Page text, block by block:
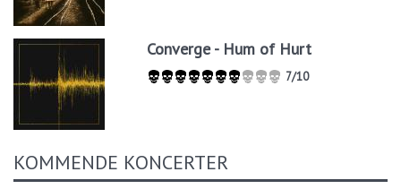
Converge - Hum of Hurt
7/10
KOMMENDE KONCERTER